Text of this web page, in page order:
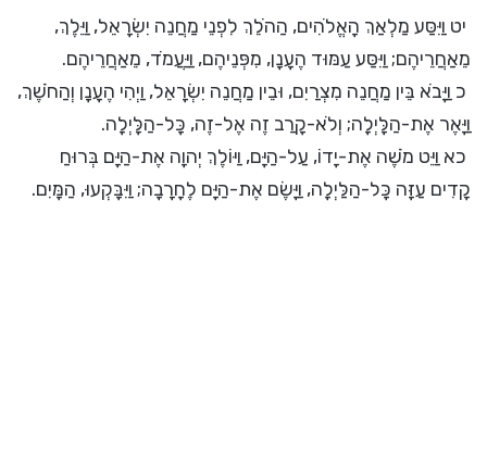
יט וַיִּסַּע מַלְאַךְ הָאֱלֹהִים, הַהֹלֵךְ לִפְנֵי מַחֲנֵה יִשְׂרָאֵל, וַיֵּלֶךְ,
מֵאַחֲרֵיהֶם; וַיִּסַּע עַמּוּד הֶעָנָן, מִפְּנֵיהֶם, וַיַּעֲמֹד, מֵאַחֲרֵיהֶם.
כ וַיָּבֹא בֵּין מַחֲנֵה מִצְרַיִם, וּבֵין מַחֲנֵה יִשְׂרָאֵל, וַיְהִי הֶעָנָן וְהַחֹשֶׁךְ,
וַיָּאֶר אֶת-הַלָּיְלָה; וְלֹא-קָרַב זֶה אֶל-זֶה, כָּל-הַלָּיְלָה.
כא וַיֵּט מֹשֶׁה אֶת-יָדוֹ, עַל-הַיָּם, וַיּוֹלֶךְ יְהוָה אֶת-הַיָּם בְּרוּחַ
קָדִים עַזָּה כָּל-הַלַּיְלָה, וַיָּשֶׂם אֶת-הַיָּם לֶחָרָבָה; וַיִּבָּקְעוּ, הַמָּיִם.